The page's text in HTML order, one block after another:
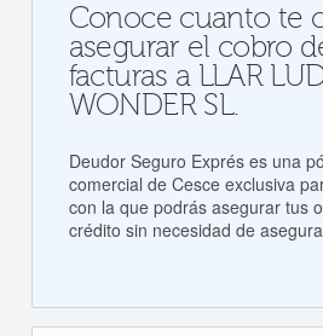
Conoce cuanto te
asegurar el cobro
facturas a LLAR
WONDER SL.
Deudor Seguro Exprés es una
comercial de Cesce exclusiva
con la que podrás asegurar tus
crédito sin necesidad de